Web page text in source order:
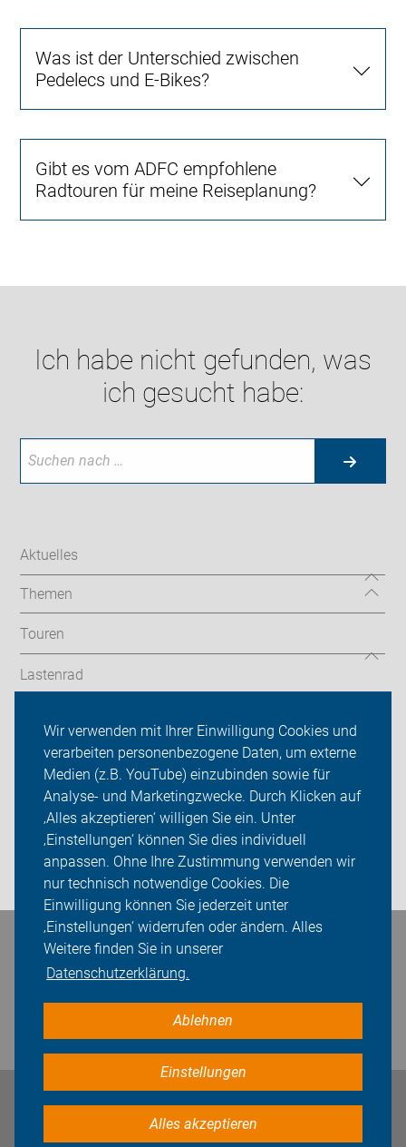
Wir verwenden mit Ihrer Einwilligung Cookies und
verarbeiten personenbezogene Daten, um externe
Medien (z.B. YouTube) einzubinden sowie für
Analyse- und Marketingzwecke. Durch Klicken auf
‚Alles akzeptieren‘ willigen Sie ein. Unter
‚Einstellungen‘ können Sie dies individuell
anpassen. Ohne Ihre Zustimmung verwenden wir
nur technisch notwendige Cookies. Die
Einwilligung können Sie jederzeit unter
‚Einstellungen‘ widerrufen oder ändern. Alles
Weitere finden Sie in unserer
Datenschutzerklärung.
Ablehnen
Einstellungen
Alles akzeptieren
Was ist der Unterschied zwischen
Pedelecs und E-Bikes?
Gibt es vom ADFC empfohlene
Radtouren für meine Reiseplanung?
Ich habe nicht gefunden, was
ich gesucht habe:
Aktuelles
Themen
Touren
Lastenrad
ADFC Gelsenkirchen
Sei dabei
Presse
Login
Bleiben Sie in Kontakt